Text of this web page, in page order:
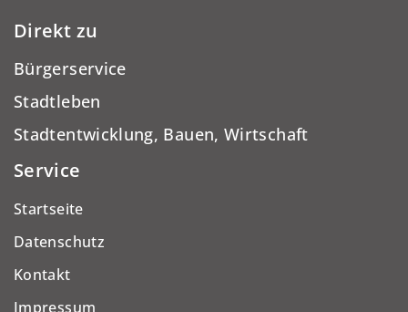
Direkt zu
Bürgerservice
Stadtleben
Stadtentwicklung, Bauen, Wirtschaft
Service
Startseite
Datenschutz
Kontakt
Impressum